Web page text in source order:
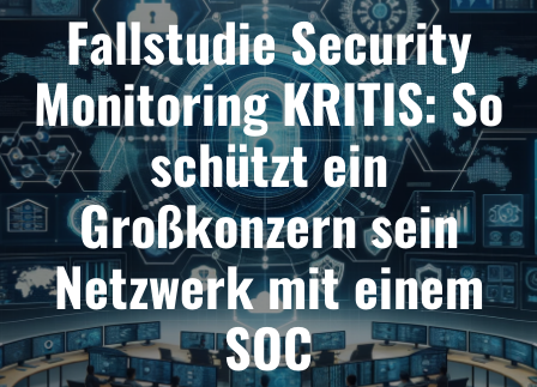
Fallstudie Security
Monitoring KRITIS: So
schützt ein
Großkonzern sein
Netzwerk mit einem
SOC